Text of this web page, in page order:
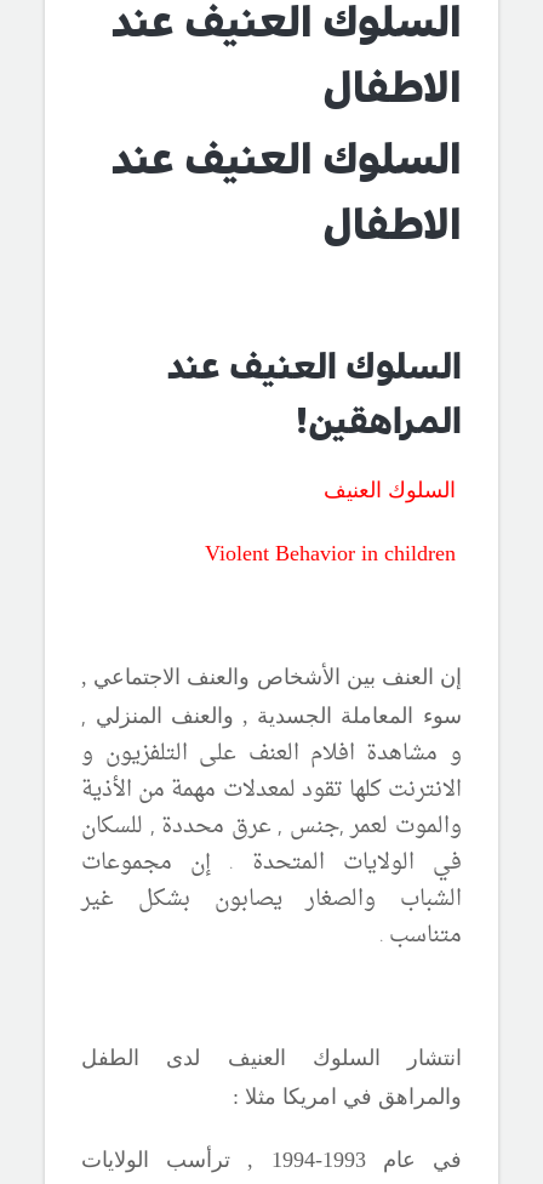
السلوك العنيف عند
الاطفال
السلوك العنيف عند
الاطفال
السلوك العنيف عند
المراهقين!
السلوك العنيف
Violent Behavior in children
إن العنف بين الأشخاص والعنف الاجتماعي ,
سوء المعاملة الجسدية , والعنف المنزلي ,
و مشاهدة افلام العنف على التلفزيون و
الانترنت كلها تقود لمعدلات مهمة من الأذية
والموت لعمر ,جنس , عرق محددة , للسكان
في الولايات المتحدة . إن مجموعات
الشباب والصغار يصابون بشكل غير
متناسب .
انتشار السلوك العنيف لدى الطفل
والمراهق في امريكا مثلا :
في عام 1993-1994 , ترأسب الولايات